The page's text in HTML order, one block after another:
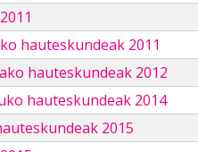
hauteskundeak 2011
hauteskundeak 2012
hauteskundeak 2014
2015